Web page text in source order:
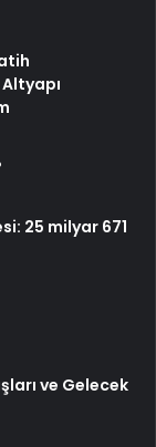
25 milyar 671
ve Gelecek